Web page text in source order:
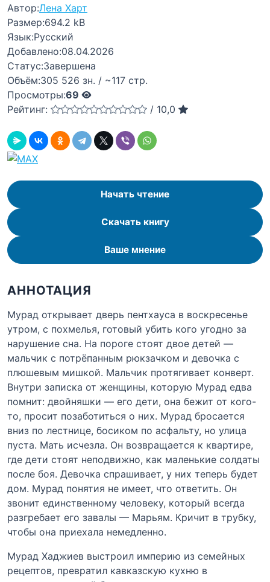
Автор:Лена Харт
Размер:694.2 kB
Язык:Русский
Добавлено:08.04.2026
Статус:Завершена
Объём:305 526 зн. / ~117 стр.
Просмотры:69
Рейтинг:
/ 10,0
Начать чтение
Скачать книгу
Ваше мнение
АННОТАЦИЯ
Мурад открывает дверь пентхауса в воскресенье
утром, с похмелья, готовый убить кого угодно за
нарушение сна. На пороге стоят двое детей —
мальчик с потрёпанным рюкзачком и девочка с
плюшевым мишкой. Мальчик протягивает конверт.
Внутри записка от женщины, которую Мурад едва
помнит: двойняшки — его дети, она бежит от кого-
то, просит позаботиться о них. Мурад бросается
вниз по лестнице, босиком по асфальту, но улица
пуста. Мать исчезла. Он возвращается к квартире,
где дети стоят неподвижно, как маленькие солдаты
после боя. Девочка спрашивает, у них теперь будет
дом. Мурад понятия не имеет, что ответить. Он
звонит единственному человеку, который всегда
разгребает его завалы — Марьям. Кричит в трубку,
чтобы она приехала немедленно.
Мурад Хаджиев выстроил империю из семейных
рецептов, превратил кавказскую кухню в